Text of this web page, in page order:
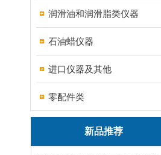
润滑油和润滑脂类仪器
石油蜡仪器
进口仪器及其他
零配件类
新品推荐